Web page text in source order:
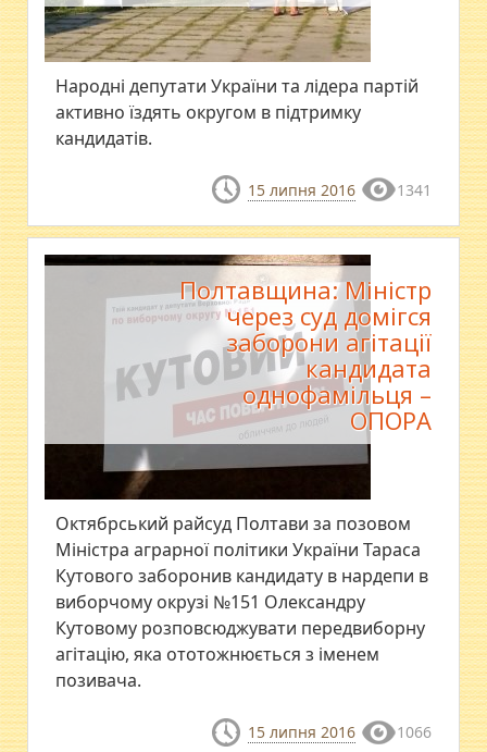
Народні депутати України та лідера партій
активно їздять округом в підтримку
кандидатів.
15 липня 2016 1341
Полтавщина: Міністр
через суд домігся
заборони агітації
кандидата
однофамільця –
ОПОРА
Октябрський райсуд Полтави за позовом
Міністра аграрної політики України Тараса
Кутового заборонив кандидату в нардепи в
виборчому окрузі №151 Олександру
Кутовому розповсюджувати передвиборну
агітацію, яка ототожнюється з іменем
позивача.
15 липня 2016 1066